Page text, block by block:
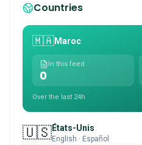
Countries
🇲🇦Maroc
In this feed
0
Over the last 24h
🇺🇸États-Unis
English · Español